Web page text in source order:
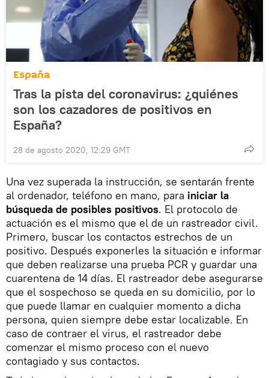
España
Tras la pista del coronavirus: ¿quiénes
son los cazadores de positivos en
España?
28 de agosto 2020, 12:29 GMT
Una vez superada la instrucción, se sentarán frente
al ordenador, teléfono en mano, para iniciar la
búsqueda de posibles positivos. El protocolo de
actuación es el mismo que el de un rastreador civil.
Primero, buscar los contactos estrechos de un
positivo. Después exponerles la situación e informar
que deben realizarse una prueba PCR y guardar una
cuarentena de 14 días. El rastreador debe asegurarse
que el sospechoso se queda en su domicilio, por lo
que puede llamar en cualquier momento a dicha
persona, quien siempre debe estar localizable. En
caso de contraer el virus, el rastreador debe
comenzar el mismo proceso con el nuevo
contagiado y sus contactos.